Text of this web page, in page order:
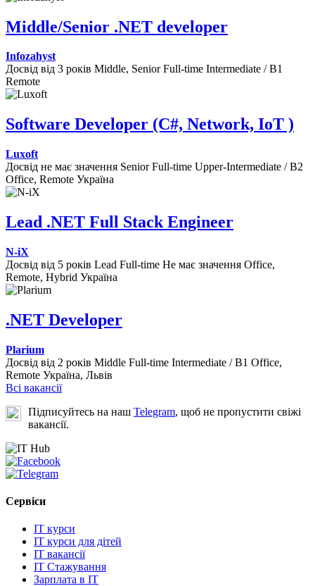
Middle/Senior .NET developer
Infozahyst
Досвід від 3 років Middle, Senior Full-time Intermediate / B1
Remote
Software Developer (C#, Network, IoT )
Luxoft
Досвід не має значення Senior Full-time Upper-Intermediate / B2
Office, Remote Україна
Lead .NET Full Stack Engineer
N-iX
Досвід від 5 років Lead Full-time Не має значення Office,
Remote, Hybrid Україна
.NET Developer
Plarium
Досвід від 2 років Middle Full-time Intermediate / B1 Office,
Remote Україна, Львів
Всі вакансії
Підписуйтесь на наш Telegram, щоб не пропустити свіжі
вакансії.
Сервіси
IT курси
IT курси для дітей
IT вакансії
IT Стажування
Зарплата в IT